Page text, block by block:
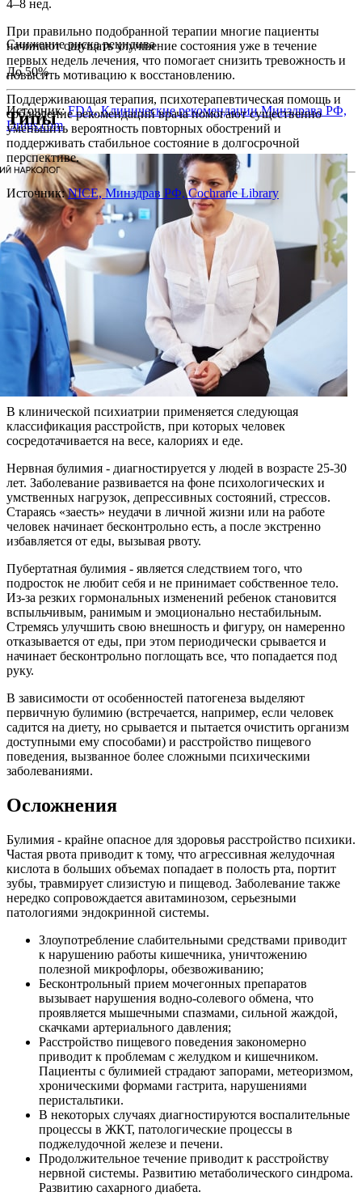
4–8 нед.
При правильно подобранной терапии многие пациенты
начинают ощущать улучшение состояния уже в течение
первых недель лечения, что помогает снизить тревожность и
повысить мотивацию к восстановлению.
Источник:FDA, Клинические рекомендации Минздрава РФ,
Drugs.com
Снижение риска рецидива
До 50%
Поддерживающая терапия, психотерапевтическая помощь и
соблюдение рекомендаций врача помогают существенно
уменьшить вероятность повторных обострений и
поддерживать стабильное состояние в долгосрочной
перспективе.
Источник:NICE, Минздрав РФ, Cochrane Library
Типы
В клинической психиатрии применяется следующая
классификация расстройств, при которых человек
сосредотачивается на весе, калориях и еде.
Нервная булимия - диагностируется у людей в возрасте 25-30
лет. Заболевание развивается на фоне психологических и
умственных нагрузок, депрессивных состояний, стрессов.
Стараясь «заесть» неудачи в личной жизни или на работе
человек начинает бесконтрольно есть, а после экстренно
избавляется от еды, вызывая рвоту.
Пубертатная булимия - является следствием того, что
подросток не любит себя и не принимает собственное тело.
Из-за резких гормональных изменений ребенок становится
вспыльчивым, ранимым и эмоционально нестабильным.
Стремясь улучшить свою внешность и фигуру, он намеренно
отказывается от еды, при этом периодически срывается и
начинает бесконтрольно поглощать все, что попадается под
руку.
В зависимости от особенностей патогенеза выделяют
первичную булимию (встречается, например, если человек
садится на диету, но срывается и пытается очистить организм
доступными ему способами) и расстройство пищевого
поведения, вызванное более сложными психическими
заболеваниями.
Осложнения
Булимия - крайне опасное для здоровья расстройство психики.
Частая рвота приводит к тому, что агрессивная желудочная
кислота в больших объемах попадает в полость рта, портит
зубы, травмирует слизистую и пищевод. Заболевание также
нередко сопровождается авитаминозом, серьезными
патологиями эндокринной системы.
Злоупотребление слабительными средствами приводит
к нарушению работы кишечника, уничтожению
полезной микрофлоры, обезвоживанию;
Бесконтрольный прием мочегонных препаратов
вызывает нарушения водно-солевого обмена, что
проявляется мышечными спазмами, сильной жаждой,
скачками артериального давления;
Расстройство пищевого поведения закономерно
приводит к проблемам с желудком и кишечником.
Пациенты с булимией страдают запорами, метеоризмом,
хроническими формами гастрита, нарушениями
перистальтики.
В некоторых случаях диагностируются воспалительные
процессы в ЖКТ, патологические процессы в
поджелудочной железе и печени.
Продолжительное течение приводит к расстройству
нервной системы. Развитию метаболического синдрома.
Развитию сахарного диабета.